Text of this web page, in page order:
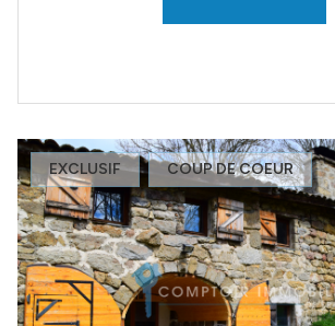
EXCLUSIF COUP DE COEUR